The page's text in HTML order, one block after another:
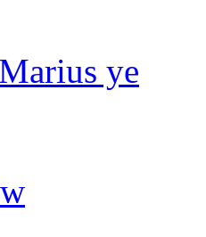
ye